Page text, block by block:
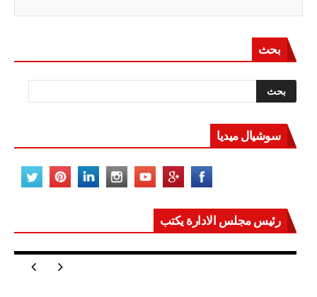
بحث
سوشيال ميديا
رئيس مجلس الادارة يكتب
مصر تعيد للعالم اتزانه